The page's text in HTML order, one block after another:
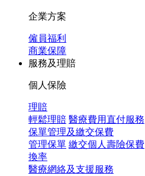
企業方案
僱員福利
商業保障
服務及理賠
個人保險
理賠
輕鬆理賠 醫療費用直付服務
保單管理及繳交保費
管理保單 繳交個人壽險保費
換率
醫療網絡及支援服務